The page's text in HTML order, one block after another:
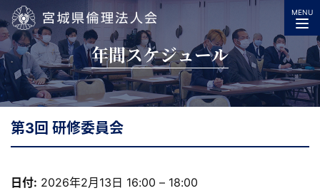
宮城県倫理法人会
MENU
年間スケジュール
第3回 研修委員会
日付: 2026年2月13日 16:00 – 18:00